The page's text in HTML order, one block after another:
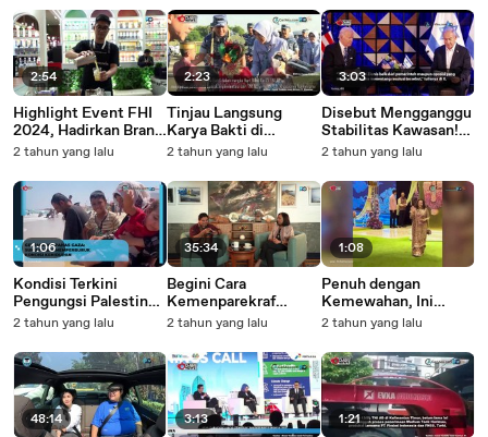
2:54
Highlight Event FHI
2024, Hadirkan Brand
Ternama
Keluarga Indonesia
2 tahun yang lalu
1:06
Kondisi Terkini
Pengungsi Palestina:
Gelombang Panas di
Keadaan
2 tahun yang lalu
48:14
2:23
Tinjau Langsung
Karya Bakti di
Sulawesi Selatan,
Ringankan
Kebutuhan Bangsa
Indonesia
2 tahun yang lalu
35:34
Begini Cara
Kemenparekraf
Dongkrat Pariwisata
Tuntas Bersama Ayu
Marthini di JPP Talk
Episode 5
2 tahun yang lalu
3:13
Secara langsung
3:03
Disebut Mengganggu
Stabilitas Kawasan!
Knesset Israel Tolak
Palestina
2 tahun yang lalu
1:08
Penuh dengan
Kemewahan, Ini
Momen Pernikahan
di Asia
2 tahun yang lalu
1:21